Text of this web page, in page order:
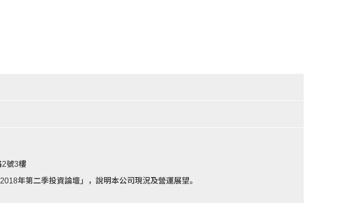
2號3樓
年第二季投資論壇」，說明本公司現況及營運展望。